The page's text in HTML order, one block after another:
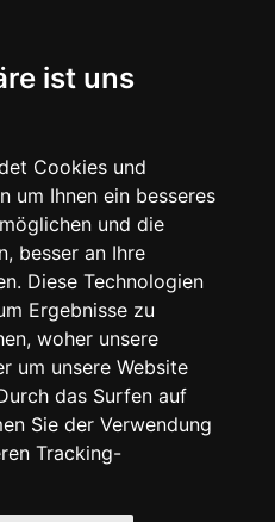
ist uns
Cookies und
um Ihnen ein besseres
und die
besser an Ihre
Diese Technologien
Ergebnisse zu
woher unsere
um unsere Website
das Surfen auf
Sie der Verwendung
Tracking-